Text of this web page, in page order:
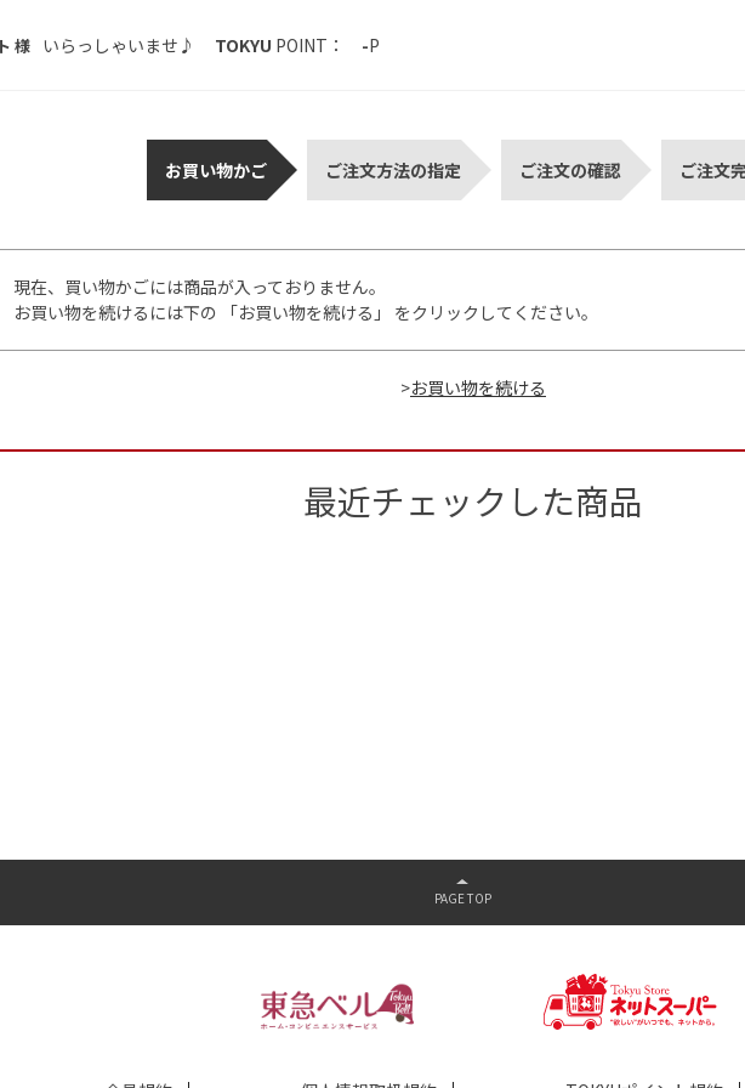
様 いらっしゃいませ♪ TOKYU POINT： -P
お買い物かご ご注文方法の指定 ご注文の確認 ご注文
現在、買い物かごには商品が入っておりません。
お買い物を続けるには下の 「お買い物を続ける」 をクリックしてください。
>
最近チェックした商品